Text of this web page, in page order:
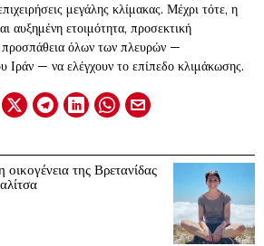
μεγάλης κλίμακας. Μέχρι τότε, η
αυξημένη ετοιμότητα, προσεκτική
όλων των πλευρών —
Ιράν — να ελέγχουν το επίπεδο κλιμάκωσης.
της Βρετανίδας